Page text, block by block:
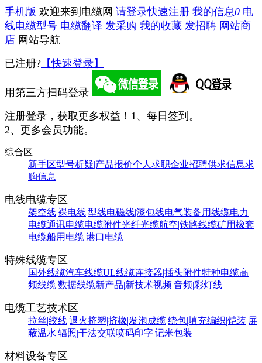
手机版 欢迎来到电缆网 请登录快速注册 我的信息0 电
线电缆型号 电缆翻译 发采购 我的收藏 发招聘 网站商
店 网站导航
已注册? 【快速登录】
用第三方扫码登录
注册登录，获取更多权益！ 1、每日签到。
2、更多会员功能。
综合区
新手区型号析疑|产品报价个人求职企业招聘供求信息求
购信息
电线电缆专区
架空线|裸电线|型线电磁线|漆包线电气装备用线缆电力
电缆通讯电缆电缆附件光纤光缆航空|铁路线缆矿用橡套
电缆船用电缆|港口电缆
特殊线缆专区
国外线缆汽车线缆UL线缆连接器|插头附件特种电缆高
频线缆|数据线缆新产品|新技术视频|音频|彩灯线
电缆工艺技术区
拉丝|绞线|退火挤塑|挤橡|发泡成缆|绕包|填充编织|铠装|屏
蔽温水|辐照|干法交联喷码印字|记米包装
材料设备专区